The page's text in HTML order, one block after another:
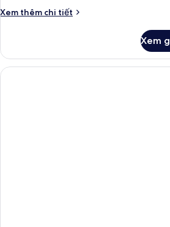
queen,
thành
phố
Xem thêm chi tiết
Chi
Phòng
Superior,
1
Xem